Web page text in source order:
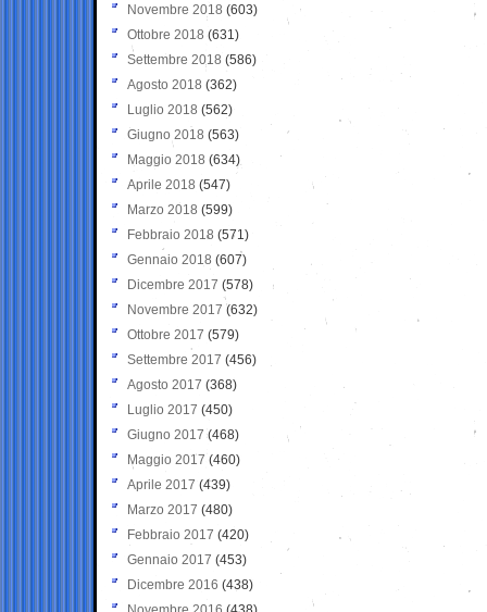
Novembre 2018 (603)
Ottobre 2018 (631)
Settembre 2018 (586)
Agosto 2018 (362)
Luglio 2018 (562)
Giugno 2018 (563)
Maggio 2018 (634)
Aprile 2018 (547)
Marzo 2018 (599)
Febbraio 2018 (571)
Gennaio 2018 (607)
Dicembre 2017 (578)
Novembre 2017 (632)
Ottobre 2017 (579)
Settembre 2017 (456)
Agosto 2017 (368)
Luglio 2017 (450)
Giugno 2017 (468)
Maggio 2017 (460)
Aprile 2017 (439)
Marzo 2017 (480)
Febbraio 2017 (420)
Gennaio 2017 (453)
Dicembre 2016 (438)